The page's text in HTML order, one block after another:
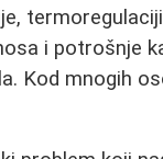
i potrošnje
Kod mnogih